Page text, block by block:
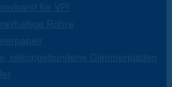
für VPI
Rohre
silikongebundene Glimmerplatten